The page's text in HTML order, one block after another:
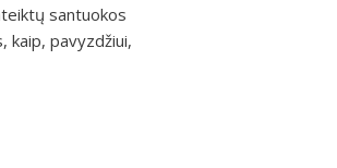
santuokos
kaip, pavyzdžiui,